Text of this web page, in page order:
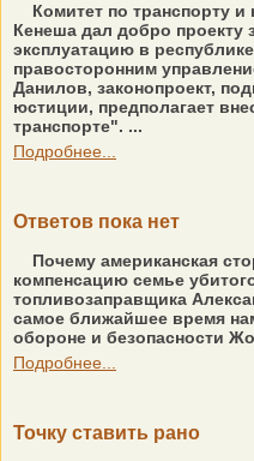
Комитет по транспорту
Кенеша дал добро проекту
эксплуатацию в
правосторонним
Данилов, законопроект,
юстиции, предполагает
транспорте". ...
Подробнее...
Ответов пока нет
Почему американская
компенсацию семье
топливозаправщика
самое ближайшее время
обороне и безопасности
Подробнее...
Точку ставить рано